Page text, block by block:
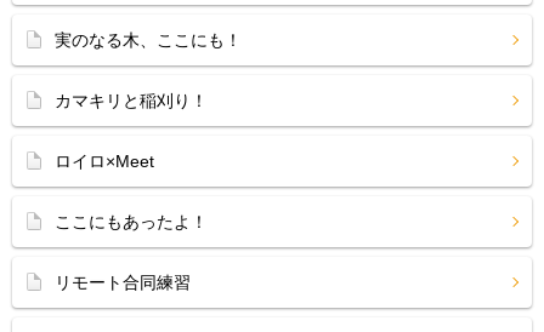
実のなる木、ここにも！
カマキリと稲刈り！
ロイロ×Meet
ここにもあったよ！
リモート合同練習